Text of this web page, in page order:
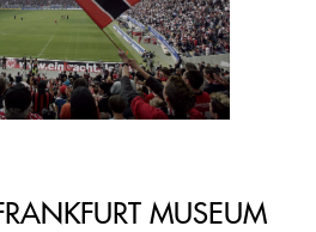
MUSEUM